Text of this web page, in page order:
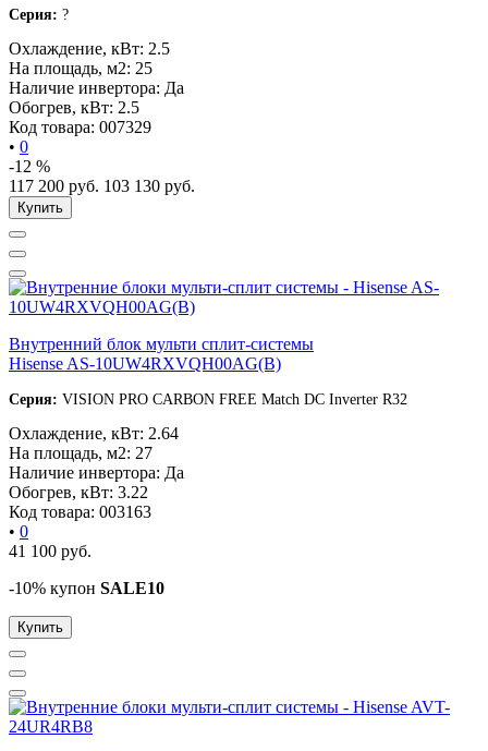
Серия: ?
Охлаждение, кВт: 2.5
На площадь, м2: 25
Наличие инвертора: Да
Обогрев, кВт: 2.5
Код товара: 007329
• 0
-12 %
117 200 руб. 103 130 руб.
Купить
Внутренний блок мульти сплит-системы
Hisense AS-10UW4RXVQH00AG(B)
Серия: VISION PRO CARBON FREE Match DC Inverter R32
Охлаждение, кВт: 2.64
На площадь, м2: 27
Наличие инвертора: Да
Обогрев, кВт: 3.22
Код товара: 003163
• 0
41 100 руб.
-10% купон SALE10
Купить